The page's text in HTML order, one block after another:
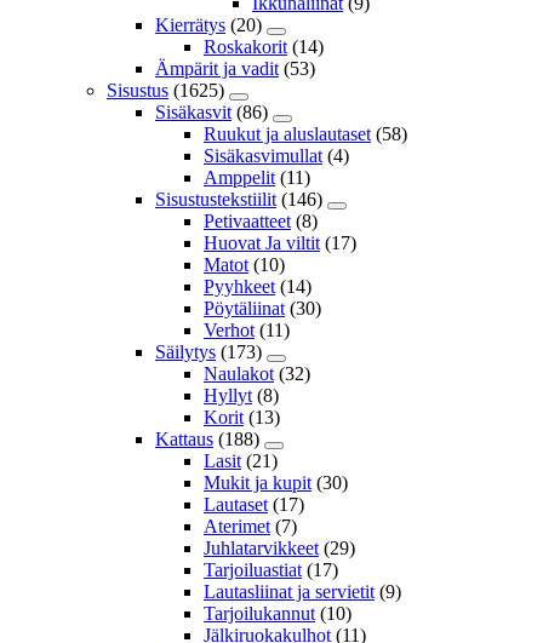
Kierrätys (20)
Roskakorit (14)
Ämpärit ja vadit (53)
Sisustus (1625)
Sisäkasvit (86)
Ruukut ja aluslautaset (58)
Sisäkasvimullat (4)
Amppelit (11)
Sisustustekstiilit (146)
Petivaatteet (8)
Huovat Ja viltit (17)
Matot (10)
Pyyhkeet (14)
Pöytäliinat (30)
Verhot (11)
Säilytys (173)
Naulakot (32)
Hyllyt (8)
Korit (13)
Kattaus (188)
Lasit (21)
Mukit ja kupit (30)
Lautaset (17)
Aterimet (7)
Juhlatarvikkeet (29)
Tarjoiluastiat (17)
Lautasliinat ja servietit (9)
Tarjoilukannut (10)
Jälkiruokakulhot (11)